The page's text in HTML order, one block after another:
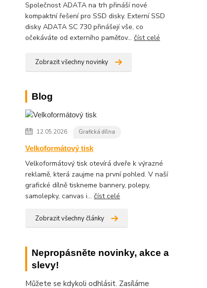
Společnost ADATA na trh přináší nové
kompaktní řešení pro SSD disky. Externí SSD
disky ADATA SC 730 přinášejí vše, co
očekáváte od externího paměťov...číst celé
Zobrazit všechny novinky
Blog
12.05.2026 Grafická dílna
Velkoformátový tisk
Velkoformátový tisk otevírá dveře k výrazné
reklamě, která zaujme na první pohled. V naší
grafické dílně tiskneme bannery, polepy,
samolepky, canvas i...číst celé
Zobrazit všechny články
Nepropásněte novinky, akce a
slevy!
Můžete se kdykoli odhlásit. Zasíláme